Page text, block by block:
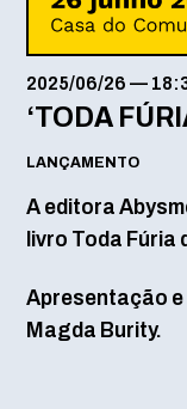
2025/06/26 —
‘TODA
LANÇAMENTO
A editora
livro Toda Fúria
Apresentação e
Magda Burity.